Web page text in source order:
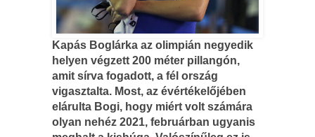
Kapás Boglárka az olimpián negyedik
helyen végzett 200 méter pillangón,
amit sírva fogadott, a fél ország
vigasztalta. Most, az évértékelőjében
elárulta Bogi, hogy miért volt számára
olyan nehéz 2021, februárban ugyanis